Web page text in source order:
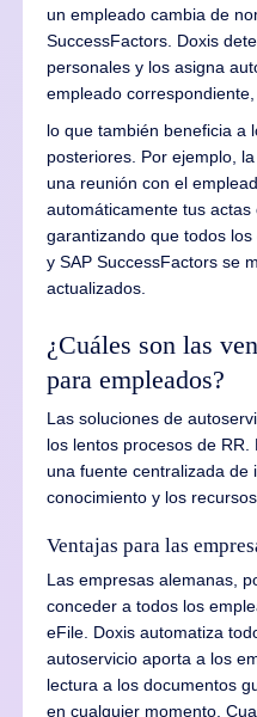
un empleado cambia de
SuccessFactors. Doxis
personales y los asigna
empleado correspondiente,
lo que también beneficia a
posteriores. Por ejemplo,
una reunión con el
automáticamente tus actas
garantizando que todos
y SAP SuccessFactors se
actualizados.
¿Cuáles son las
para empleados?
Las soluciones de
los lentos procesos de
una fuente centralizada de
conocimiento y los recursos.
Ventajas para las
Las empresas alemanas,
conceder a todos los
eFile. Doxis automatiza
autoservicio aporta a los
lectura a los documentos
en cualquier momento.